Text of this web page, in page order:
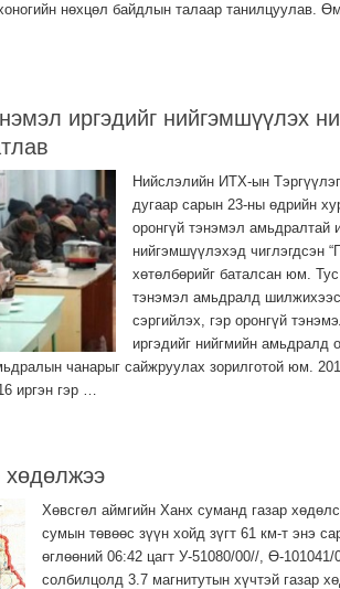
нөхцөл байдлын талаар танилцуулав.
иргэдийг нийгэмшүүлэх
Нийслэлийн ИТХ-ын
дугаар сарын 23-ны өдрийн
оронгүй тэнэмэл амьдралтай
нийгэмшүүлэхэд чиглэгдсэн
хөтөлбөрийг баталсан юм.
тэнэмэл амьдралд
сэргийлэх, гэр оронгүй
иргэдийг нийгмийн амьдралд
чанарыг сайжруулах зорилготой юм.
иргэн гэр …
хөдөлжээ
Хөвсгөл аймгийн Ханх суманд газар
сумын төвөөс зүүн хойд зүгт 61 км-т энэ
өглөөний 06:42 цагт У-51080/00//, Ө-101041/
солбилцолд 3.7 магнитутын хүчтэй газар